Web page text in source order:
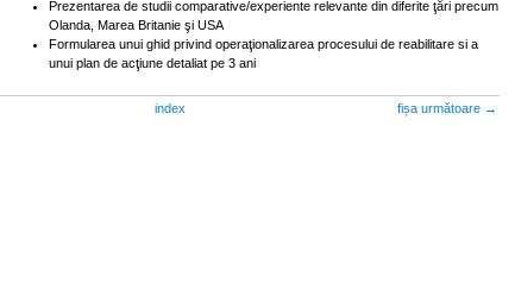
Prezentarea de studii comparative/experiente relevante din diferite ţări precum
Olanda, Marea Britanie şi USA
Formularea unui ghid privind operaţionalizarea procesului de reabilitare si a
unui plan de acţiune detaliat pe 3 ani
index fișa următoare →